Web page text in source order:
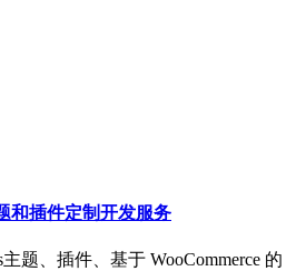
和插件定制开发服务
题、插件、基于 WooCommerce 的